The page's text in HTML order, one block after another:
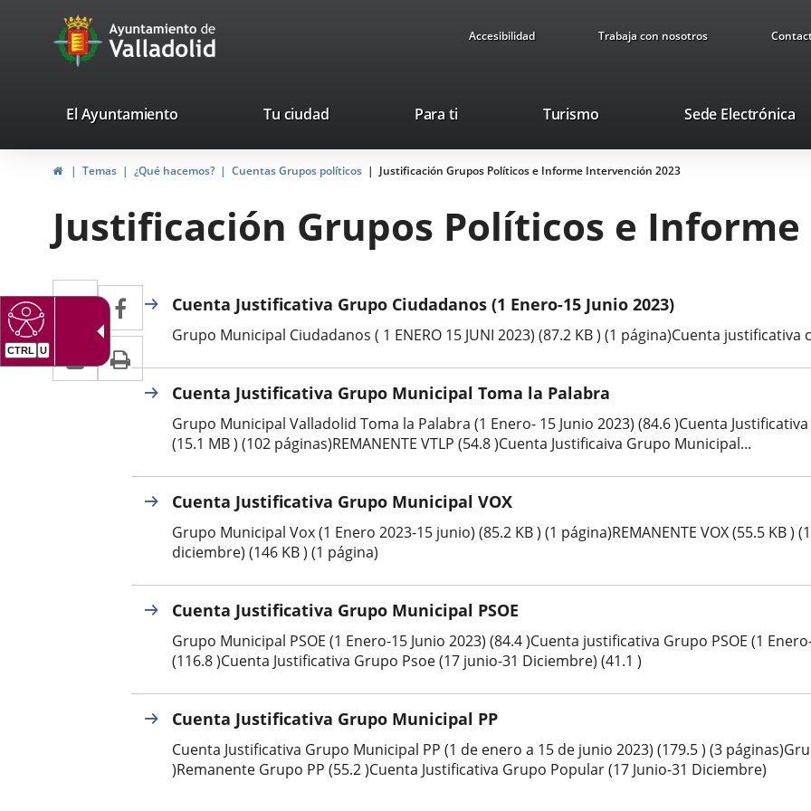
CTRL U
Portal
Web
Ayuntamiento
de
Accesibilidad Trabaja con nosotros
valladolid.es
El Ayuntamiento Tu ciudad Para ti TurismoEste
se
abrirá
ventana
Sede Electrónica
InicioTemas ¿Qué hacemos? Cuentas Grupos políticos Justificación Grupos Políticos e Informe Intervención 2023
Justificación Grupos Políticos e
Twitter
Enlace
una
aplicación
Facebook
Enlace
a
una
aplicación
externa.
LinkedIn
Enlace
a
aplicación
externa.
Imprimir
Cuenta Justificativa Grupo Ciudadanos (1 Enero-15 Junio 2023)
Grupo Municipal Ciudadanos ( 1 ENERO 15 JUNI 2023) (87.2 KB ) (1 página)Cuenta justificativa
Cuenta Justificativa Grupo Municipal Toma la Palabra
Grupo Municipal Valladolid Toma la Palabra (1 Enero- 15 Junio 2023) (84.6 )Cuenta
(15.1 MB ) (102 páginas)REMANENTE VTLP (54.8 )Cuenta Justificaiva Grupo Municipal...
Cuenta Justificativa Grupo Municipal VOX
Grupo Municipal Vox (1 Enero 2023-15 junio) (85.2 KB ) (1 página)REMANENTE VOX (55.5 KB )
diciembre) (146 KB ) (1 página)
Cuenta Justificativa Grupo Municipal PSOE
Grupo Municipal PSOE (1 Enero-15 Junio 2023) (84.4 )Cuenta justificativa Grupo PSOE (1
(116.8 )Cuenta Justificativa Grupo Psoe (17 junio-31 Diciembre) (41.1 )
Cuenta Justificativa Grupo Municipal PP
Cuenta Justificativa Grupo Municipal PP (1 de enero a 15 de junio 2023) (179.5 ) (3
)Remanente Grupo PP (55.2 )Cuenta Justificativa Grupo Popular (17 Junio-31 Diciembre)